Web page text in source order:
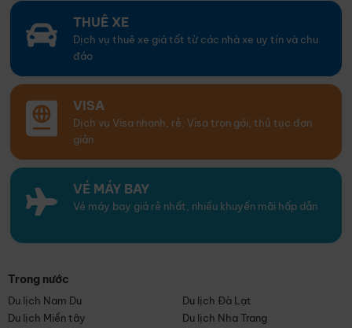
THUÊ XE
Dịch vụ thuê xe giá tốt từ các nhà xe uy tín và chu
đáo
VISA
Dịch vụ Visa nhanh, rẻ. Visa trọn gói, thủ tục đơn
giản
VÉ MÁY BAY
Vé máy bay giá rẻ nhất, nhiều khuyến mãi hấp dẫn
Trong nước
Du lịch Nam Du
Du lịch Đà Lạt
Du lịch Miền tây
Du lịch Nha Trang